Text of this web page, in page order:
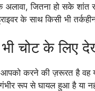
जितना हो सके शांत
के साथ किसी भी
चोट के लिए
करने की ज़रूरत है वह
रूप से घायल हुआ है या